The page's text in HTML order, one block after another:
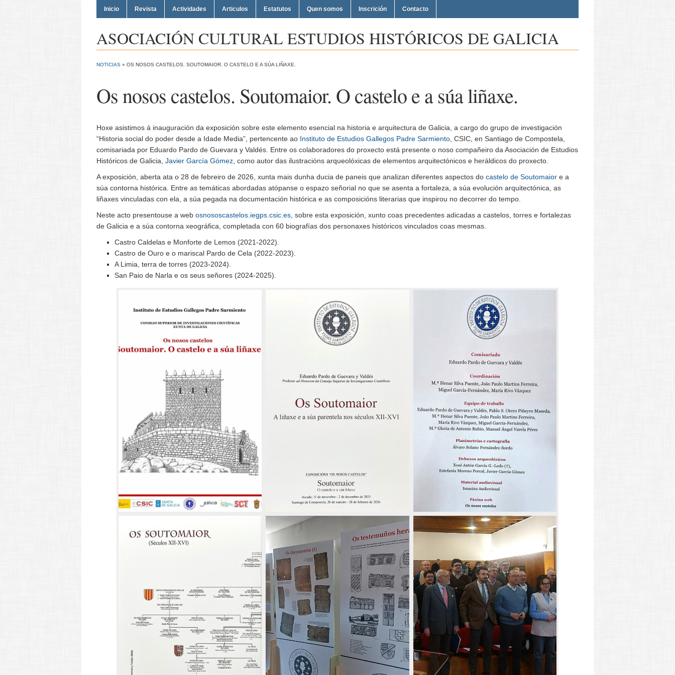
Inicio Revista Actividades Articulos Estatutos Quen somos Inscrición Contacto
ASOCIACIÓN CULTURAL ESTUDIOS HISTÓRICOS DE GALICIA
NOTICIAS » OS NOSOS CASTELOS. SOUTOMAIOR. O CASTELO E A SÚA LIÑAXE.
Os nosos castelos. Soutomaior. O castelo e a súa liñaxe.
Hoxe asistimos á inauguración da exposición sobre este elemento esencial na historia e arquitectura de Galicia, a cargo do grupo de investigación
“Historia social do poder desde a Idade Media”, pertencente ao Instituto de Estudios Gallegos Padre Sarmiento , CSIC, en Santiago de Compostela,
comisariada por Eduardo Pardo de Guevara y Valdés. Entre os colaboradores do proxecto está presente o noso compañeiro da Asociación de Estudios
Históricos de Galicia, Javier García Gómez , como autor das ilustracións arqueolóxicas de elementos arquitectónicos e heráldicos do proxecto.
A exposición, aberta ata o 28 de febreiro de 2026, xunta mais dunha ducia de paneis que analizan diferentes aspectos do castelo de Soutomaior e a
súa contorna histórica. Entre as temáticas abordadas atópanse o espazo señorial no que se asenta a fortaleza, a súa evolución arquitectónica, as
liñaxes vinculadas con ela, a súa pegada na documentación histórica e as composicións literarias que inspirou no decorrer do tempo.
Neste acto presentouse a web osnososcastelos.iegps.csic.es , sobre esta exposición, xunto coas precedentes adicadas a castelos, torres e fortalezas
de Galicia e a súa contorna xeográfica, completada con 60 biografías dos personaxes históricos vinculados coas mesmas.
Castro Caldelas e Monforte de Lemos (2021-2022).
Castro de Ouro e o mariscal Pardo de Cela (2022-2023).
A Limia, terra de torres (2023-2024).
San Paio de Narla e os seus señores (2024-2025).